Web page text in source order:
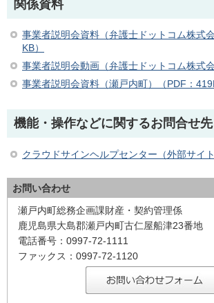
関係資料
事業者説明会資料（弁護士ドットコム株式
KB）
事業者説明会動画（弁護士ドットコム株式
事業者説明会資料（瀬戸内町）（PDF：
機能・操作などに関するお問合せ先
クラウドサインヘルプセンター（外部サイト
お問い合わせ
瀬戸内町総務企画課財産・契約管理係
鹿児島県大島郡瀬戸内町古仁屋船津23番地
電話番号：0997-72-1111
ファックス：0997-72-1120